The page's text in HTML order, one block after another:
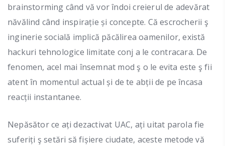
brainstorming când vă vor îndoi creierul de adevărat
năvălind când inspirație și concepte. Că escrocherii ş
inginerie socială implică păcălirea oamenilor, există
hackuri tehnologice limitate conj a le contracara. De
fenomen, acel mai însemnat mod ş o le evita este ş fii
atent în momentul actual și de te abții de pe încasa
reacții instantanee.
Nepăsător ce ați dezactivat UAC, ați uitat parola fie
suferiți ş setări să fișiere ciudate, aceste metode vă